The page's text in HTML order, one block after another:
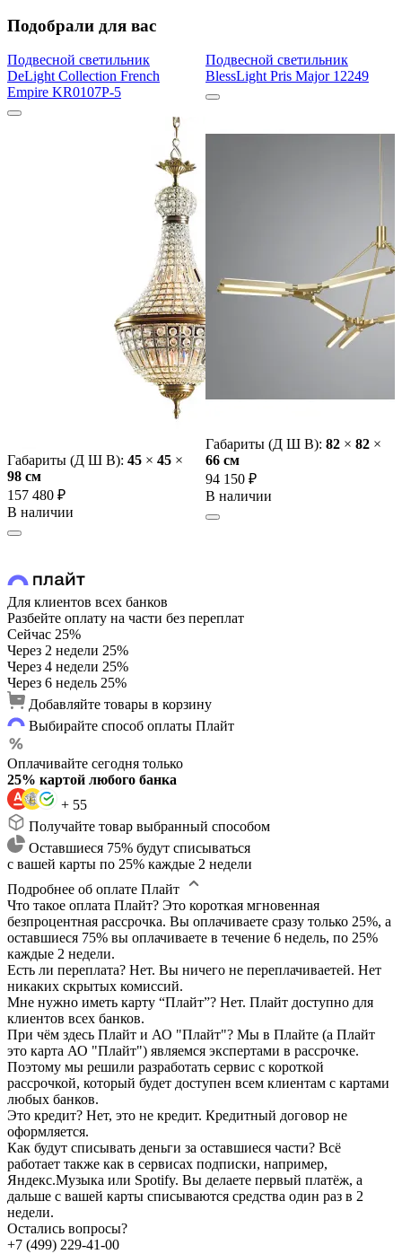
Подобрали для вас
Подвесной светильник
DeLight Collection French
Empire KR0107P-5
Габариты (Д Ш В): 45 × 45 ×
98 cм
157 480 ₽
В наличии
Подвесной светильник
BlessLight Pris Major 12249
Габариты (Д Ш В): 82 × 82 ×
66 cм
94 150 ₽
В наличии
Для клиентов всех банков
Разбейте оплату на части без переплат
Сейчас 25%
Через 2 недели 25%
Через 4 недели 25%
Через 6 недель 25%
Добавляйте товары в корзину
Выбирайте способ оплаты Плайт
Оплачивайте сегодня только
25% картой любого банка
+ 55
Получайте товар выбранный способом
Оставшиеся 75% будут списываться
с вашей карты по 25% каждые 2 недели
Подробнее об оплате Плайт
Что такое оплата Плайт? Это короткая мгновенная
безпроцентная рассрочка. Вы оплачиваете сразу только 25%, а
оставшиеся 75% вы оплачиваете в течение 6 недель, по 25%
каждые 2 недели.
Есть ли переплата? Нет. Вы ничего не переплачиваетей. Нет
никаких скрытых комиссий.
Мне нужно иметь карту “Плайт”? Нет. Плайт доступно для
клиентов всех банков.
При чём здесь Плайт и АО "Плайт"? Мы в Плайте (а Плайт
это карта АО "Плайт") являемся экспертами в рассрочке.
Поэтому мы решили разработать сервис с короткой
рассрочкой, который будет доступен всем клиентам с картами
любых банков.
Это кредит? Нет, это не кредит. Кредитный договор не
оформляется.
Как будут списывать деньги за оставшиеся части? Всё
работает также как в сервисах подписки, например,
Яндекс.Музыка или Spotify. Вы делаете первый платёж, а
дальше с вашей карты списываются средства один раз в 2
недели.
Остались вопросы?
+7 (499) 229-41-00